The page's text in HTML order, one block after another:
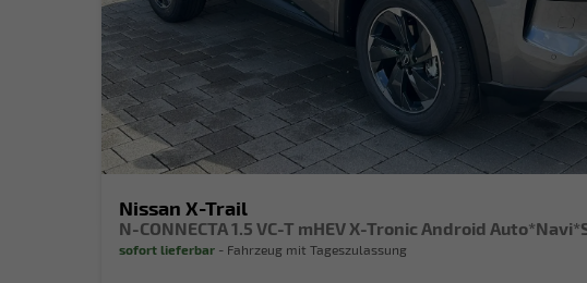
Nissan X-Trail
sofort lieferbar Fahrzeug mit Tageszulassung